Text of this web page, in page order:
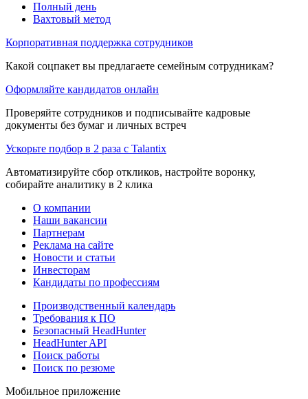
Полный день
Вахтовый метод
Корпоративная поддержка сотрудников
Какой соцпакет вы предлагаете семейным сотрудникам?
Оформляйте кандидатов онлайн
Проверяйте сотрудников и подписывайте кадровые
документы без бумаг и личных встреч
Ускорьте подбор в 2 раза с Talantix
Автоматизируйте сбор откликов, настройте воронку,
собирайте аналитику в 2 клика
О компании
Наши вакансии
Партнерам
Реклама на сайте
Новости и статьи
Инвесторам
Кандидаты по профессиям
Производственный календарь
Требования к ПО
Безопасный HeadHunter
HeadHunter API
Поиск работы
Поиск по резюме
Мобильное приложение